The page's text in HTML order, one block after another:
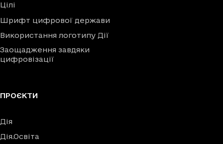
Цілі
Шрифт цифрової держави
Використання логотипу Дії
Заощадження завдяки
цифровізації
ПРОЄКТИ
Дія
Дія.Освіта